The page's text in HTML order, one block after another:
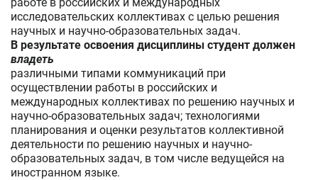
исследовательских коллективах с целью решения
научных и научно-образовательных задач.
В результате освоения дисциплины студент должен
владеть
различными типами коммуникаций при
осуществлении работы в российских и
международных коллективах по решению научных и
научно-образовательных задач; технологиями
планирования и оценки результатов коллективной
деятельности по решению научных и научно-
образовательных задач, в том числе ведущейся на
иностранном языке.